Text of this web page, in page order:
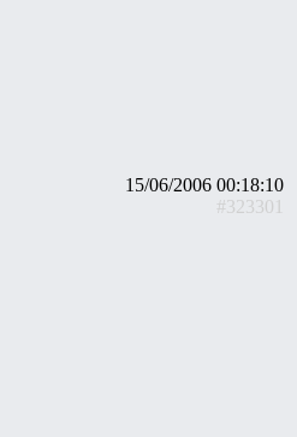
15/06/2006 00:18:10
#323301